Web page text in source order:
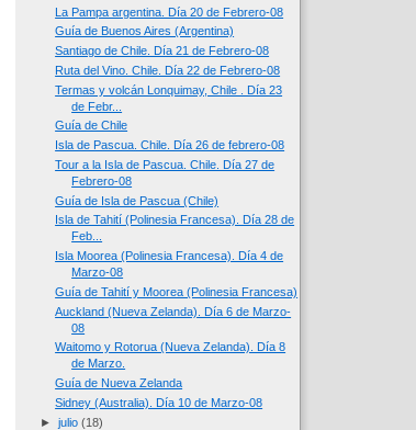
La Pampa argentina. Día 20 de Febrero-08
Guía de Buenos Aires (Argentina)
Santiago de Chile. Día 21 de Febrero-08
Ruta del Vino. Chile. Día 22 de Febrero-08
Termas y volcán Lonquimay, Chile . Día 23
de Febr...
Guía de Chile
Isla de Pascua. Chile. Día 26 de febrero-08
Tour a la Isla de Pascua. Chile. Día 27 de
Febrero-08
Guía de Isla de Pascua (Chile)
Isla de Tahití (Polinesia Francesa). Día 28 de
Feb...
Isla Moorea (Polinesia Francesa). Día 4 de
Marzo-08
Guía de Tahití y Moorea (Polinesia Francesa)
Auckland (Nueva Zelanda). Día 6 de Marzo-
08
Waitomo y Rotorua (Nueva Zelanda). Día 8
de Marzo.
Guía de Nueva Zelanda
Sidney (Australia). Día 10 de Marzo-08
► julio (18)